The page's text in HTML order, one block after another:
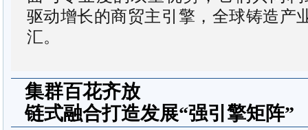
驱动增长的商贸主引擎， 全球铸造产
汇。
集群百花齐放
链式融合打造发展“强引擎矩阵”